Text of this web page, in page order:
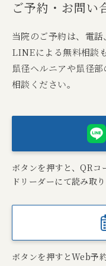
ご予約・お問い
当院のご予約は、電
LINEによる無料相談
鼠径ヘルニアや鼠径
相談ください。
ボタンを押すとWeb予
ボタンを押すと、QR
ドリーダーにて読み取